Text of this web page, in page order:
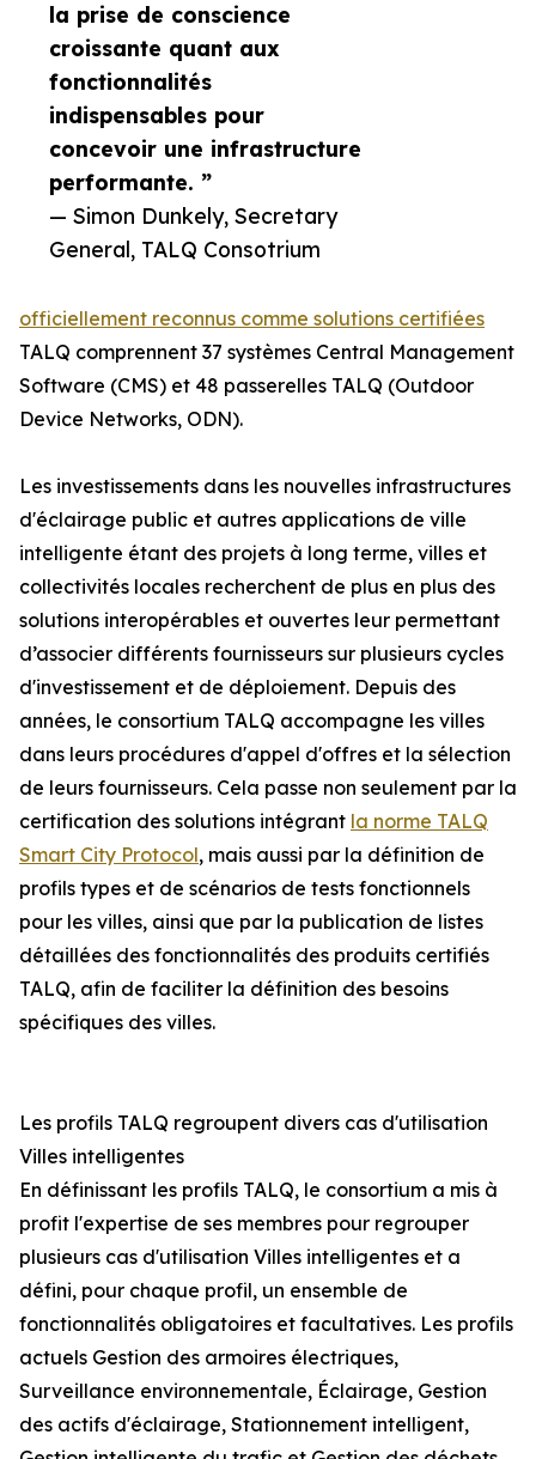
la prise de conscience
croissante quant aux
fonctionnalités
indispensables pour
concevoir une infrastructure
performante. ”
— Simon Dunkely, Secretary
General, TALQ Consotrium
officiellement reconnus comme solutions certifiées
TALQ comprennent 37 systèmes Central Management
Software (CMS) et 48 passerelles TALQ (Outdoor
Device Networks, ODN).
Les investissements dans les nouvelles infrastructures
d'éclairage public et autres applications de ville
intelligente étant des projets à long terme, villes et
collectivités locales recherchent de plus en plus des
solutions interopérables et ouvertes leur permettant
d’associer différents fournisseurs sur plusieurs cycles
d'investissement et de déploiement. Depuis des
années, le consortium TALQ accompagne les villes
dans leurs procédures d'appel d'offres et la sélection
de leurs fournisseurs. Cela passe non seulement par la
certification des solutions intégrant la norme TALQ
Smart City Protocol, mais aussi par la définition de
profils types et de scénarios de tests fonctionnels
pour les villes, ainsi que par la publication de listes
détaillées des fonctionnalités des produits certifiés
TALQ, afin de faciliter la définition des besoins
spécifiques des villes.
Les profils TALQ regroupent divers cas d'utilisation
Villes intelligentes
En définissant les profils TALQ, le consortium a mis à
profit l'expertise de ses membres pour regrouper
plusieurs cas d'utilisation Villes intelligentes et a
défini, pour chaque profil, un ensemble de
fonctionnalités obligatoires et facultatives. Les profils
actuels Gestion des armoires électriques,
Surveillance environnementale, Éclairage, Gestion
des actifs d'éclairage, Stationnement intelligent,